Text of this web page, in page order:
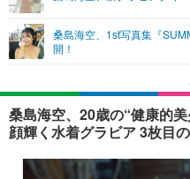
ショッピング
エンタメ
エンタメTOP
音楽
ライフ
ライフTOP
ペット
その他
リリース一覧
プッシュ通知の停止方法
桑島海空、1st写真集『
開！
桑島海空、20歳の“健康的
顔輝く水着グラビア 3枚目